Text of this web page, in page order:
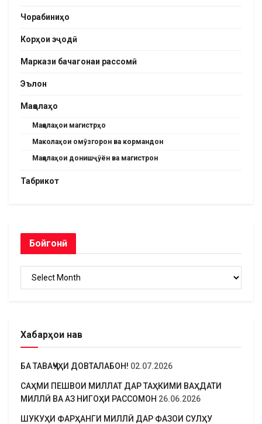
Чорабиниҳо
Корҳои эҷодӣ
Маркази бачагонаи рассомӣ
Эълон
Мақолаҳо
Мақолаҳои магистрҳо
Маколаҳои омӯзгорон ва кормандон
Мақолаҳои донишҷӯён ва магистрон
Табрикот
Бойгонӣ
Хабарҳои нав
БА ТАВАҶҶУҲИ ДОВТАЛАБОН! 02.07.2026
САҲМИ ПЕШВОИ МИЛЛАТ ДАР ТАҲКИМИ ВАҲДАТИ
МИЛЛӢ ВА АЗ НИГОҲИ РАССОМОН 26.06.2026
ШУКУҲИ ФАРҲАНГИ МИЛЛӢ ДАР ФАЗОИ СУЛҲУ